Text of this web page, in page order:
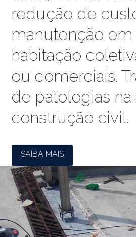
redução de
manutenção
habitação
ou comerciais.
de patologias na
construção civil.
SAIBA MAIS